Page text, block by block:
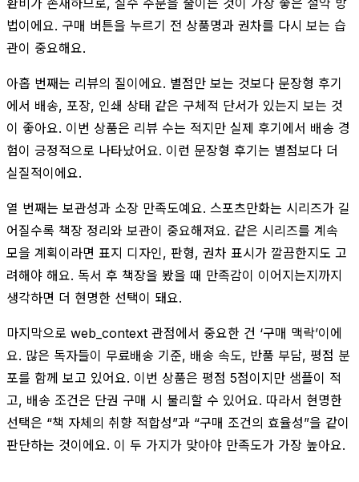
법이에요. 구매 버튼을 누르기 전 상품명과 권차를 다시 보는 습
관이 중요해요.
아홉 번째는 리뷰의 질이에요. 별점만 보는 것보다 문장형 후기
에서 배송, 포장, 인쇄 상태 같은 구체적 단서가 있는지 보는 것
이 좋아요. 이번 상품은 리뷰 수는 적지만 실제 후기에서 배송 경
험이 긍정적으로 나타났어요. 이런 문장형 후기는 별점보다 더
실질적이에요.
열 번째는 보관성과 소장 만족도예요. 스포츠만화는 시리즈가 길
어질수록 책장 정리와 보관이 중요해져요. 같은 시리즈를 계속
모을 계획이라면 표지 디자인, 판형, 권차 표시가 깔끔한지도 고
려해야 해요. 독서 후 책장을 봤을 때 만족감이 이어지는지까지
생각하면 더 현명한 선택이 돼요.
마지막으로 web_context 관점에서 중요한 건 ‘구매 맥락’이에
요. 많은 독자들이 무료배송 기준, 배송 속도, 반품 부담, 평점 분
포를 함께 보고 있어요. 이번 상품은 평점 5점이지만 샘플이 적
고, 배송 조건은 단권 구매 시 불리할 수 있어요. 따라서 현명한
선택은 “책 자체의 취향 적합성”과 “구매 조건의 효율성”을 같이
판단하는 것이에요. 이 두 가지가 맞아야 만족도가 가장 높아요.